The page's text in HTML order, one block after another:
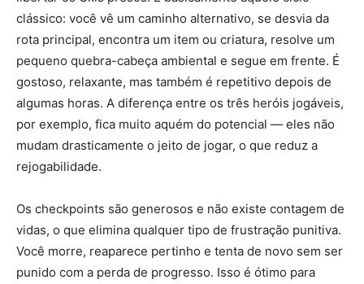
clássico: você vê um caminho alternativo, se desvia da
rota principal, encontra um item ou criatura, resolve um
pequeno quebra-cabeça ambiental e segue em frente. É
gostoso, relaxante, mas também é repetitivo depois de
algumas horas. A diferença entre os três heróis jogáveis,
por exemplo, fica muito aquém do potencial — eles não
mudam drasticamente o jeito de jogar, o que reduz a
rejogabilidade.
Os checkpoints são generosos e não existe contagem de
vidas, o que elimina qualquer tipo de frustração punitiva.
Você morre, reaparece pertinho e tenta de novo sem ser
punido com a perda de progresso. Isso é ótimo para